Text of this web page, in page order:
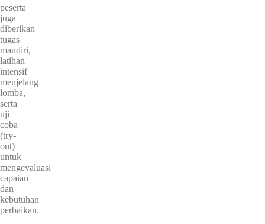
peserta
juga
diberikan
tugas
mandiri,
latihan
intensif
menjelang
lomba,
serta
uji
coba
(try-
out)
untuk
mengevaluasi
capaian
dan
kebutuhan
perbaikan.